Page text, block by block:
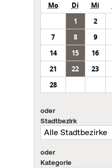
Mo Di Mi
1
2
7
8 9
14
15 16
21
22 23
28
oder
Stadtbezirk
oder
Kategorie